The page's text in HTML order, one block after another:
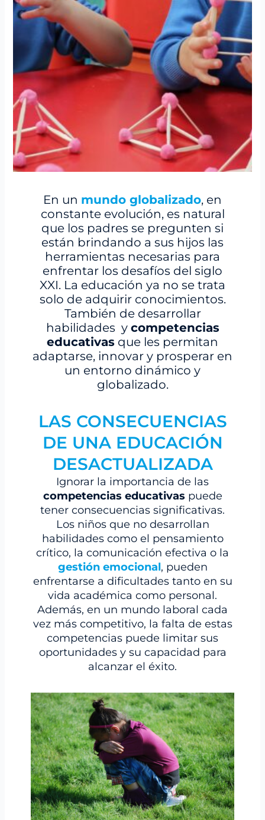
En un mundo globalizado, en
constante evolución, es natural
que los padres se pregunten si
están brindando a sus hijos las
herramientas necesarias para
enfrentar los desafíos del siglo
XXI. La educación ya no se trata
solo de adquirir conocimientos.
También de desarrollar
habilidades y competencias
educativas que les permitan
adaptarse, innovar y prosperar en
un entorno dinámico y
globalizado.
LAS CONSECUENCIAS
DE UNA EDUCACIÓN
DESACTUALIZADA
Ignorar la importancia de las
competencias educativas puede
tener consecuencias significativas.
Los niños que no desarrollan
habilidades como el pensamiento
crítico, la comunicación efectiva o la
gestión emocional, pueden
enfrentarse a dificultades tanto en su
vida académica como personal.
Además, en un mundo laboral cada
vez más competitivo, la falta de estas
competencias puede limitar sus
oportunidades y su capacidad para
alcanzar el éxito.